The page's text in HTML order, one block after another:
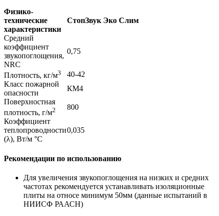
Физико-
технические
характеристики
СтопЗвук Эко Слим
Средний
коэффициент
звукопоглощения,
NRC
0,75
Плотность, кг/м3
40-42
Класс пожарной
опасности
КМ4
Поверхностная
плотность, г/м2
800
Коэффициент
теплопроводности
(λ), Вт/м °С
0,035
Рекомендации по использованию
Для увеличения звукопоглощения на низких и средних
частотах рекомендуется устанавливать изоляционные
плиты на относе минимум 50мм (данные испытаний в
НИИСФ РААСН)